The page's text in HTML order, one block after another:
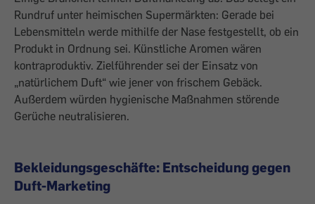
Rundruf unter heimischen Supermärkten: Gerade bei
Lebensmitteln werde mithilfe der Nase festgestellt, ob ein
Produkt in Ordnung sei. Künstliche Aromen wären
kontraproduktiv. Zielführender sei der Einsatz von
„natürlichem Duft“ wie ­jener von frischem Gebäck.
Außerdem ­würden hygienische Maßnahmen störende
Gerüche neutralisieren.
Bekleidungsgeschäfte: Entscheidung gegen
Duft-Marketing